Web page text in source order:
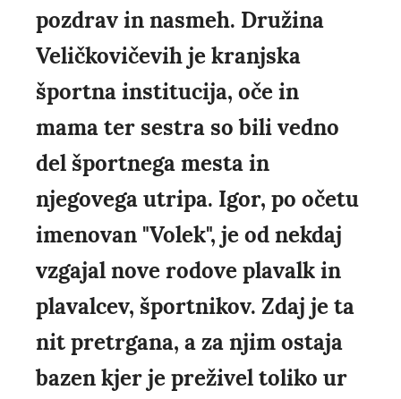
pozdrav in nasmeh. Družina
Veličkovičevih je kranjska
športna institucija, oče in
mama ter sestra so bili vedno
del športnega mesta in
njegovega utripa. Igor, po očetu
imenovan "Volek", je od nekdaj
vzgajal nove rodove plavalk in
plavalcev, športnikov. Zdaj je ta
nit pretrgana, a za njim ostaja
bazen kjer je preživel toliko ur